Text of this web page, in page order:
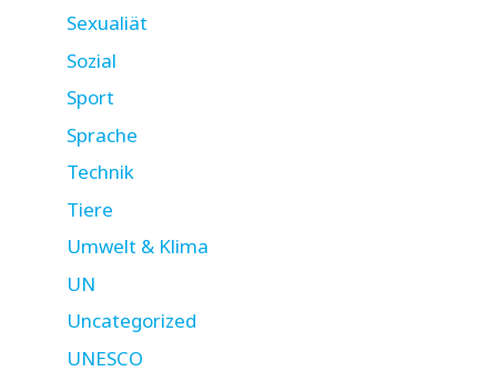
Sexualiät
Sozial
Sport
Sprache
Technik
Tiere
Umwelt & Klima
UN
Uncategorized
UNESCO